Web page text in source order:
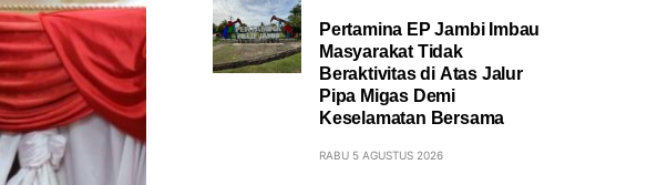
Pertamina EP Jambi Imbau
Masyarakat Tidak
Beraktivitas di Atas Jalur
Pipa Migas Demi
Keselamatan Bersama
RABU 5 AGUSTUS 2026